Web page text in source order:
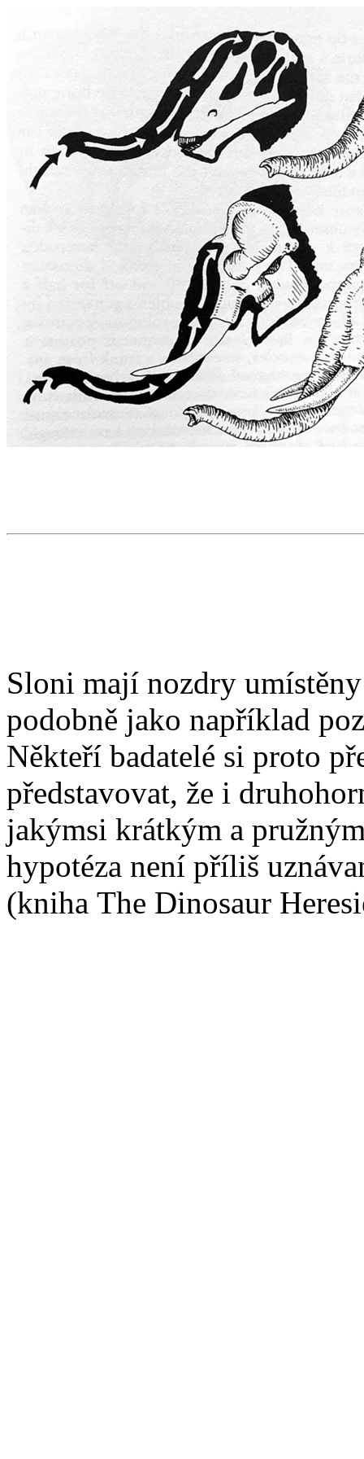
Sloni mají nozdry
podobně jako například
Někteří badatelé si proto
představovat, že i
jakýmsi krátkým a
hypotéza není příliš
(kniha The Dinosaur